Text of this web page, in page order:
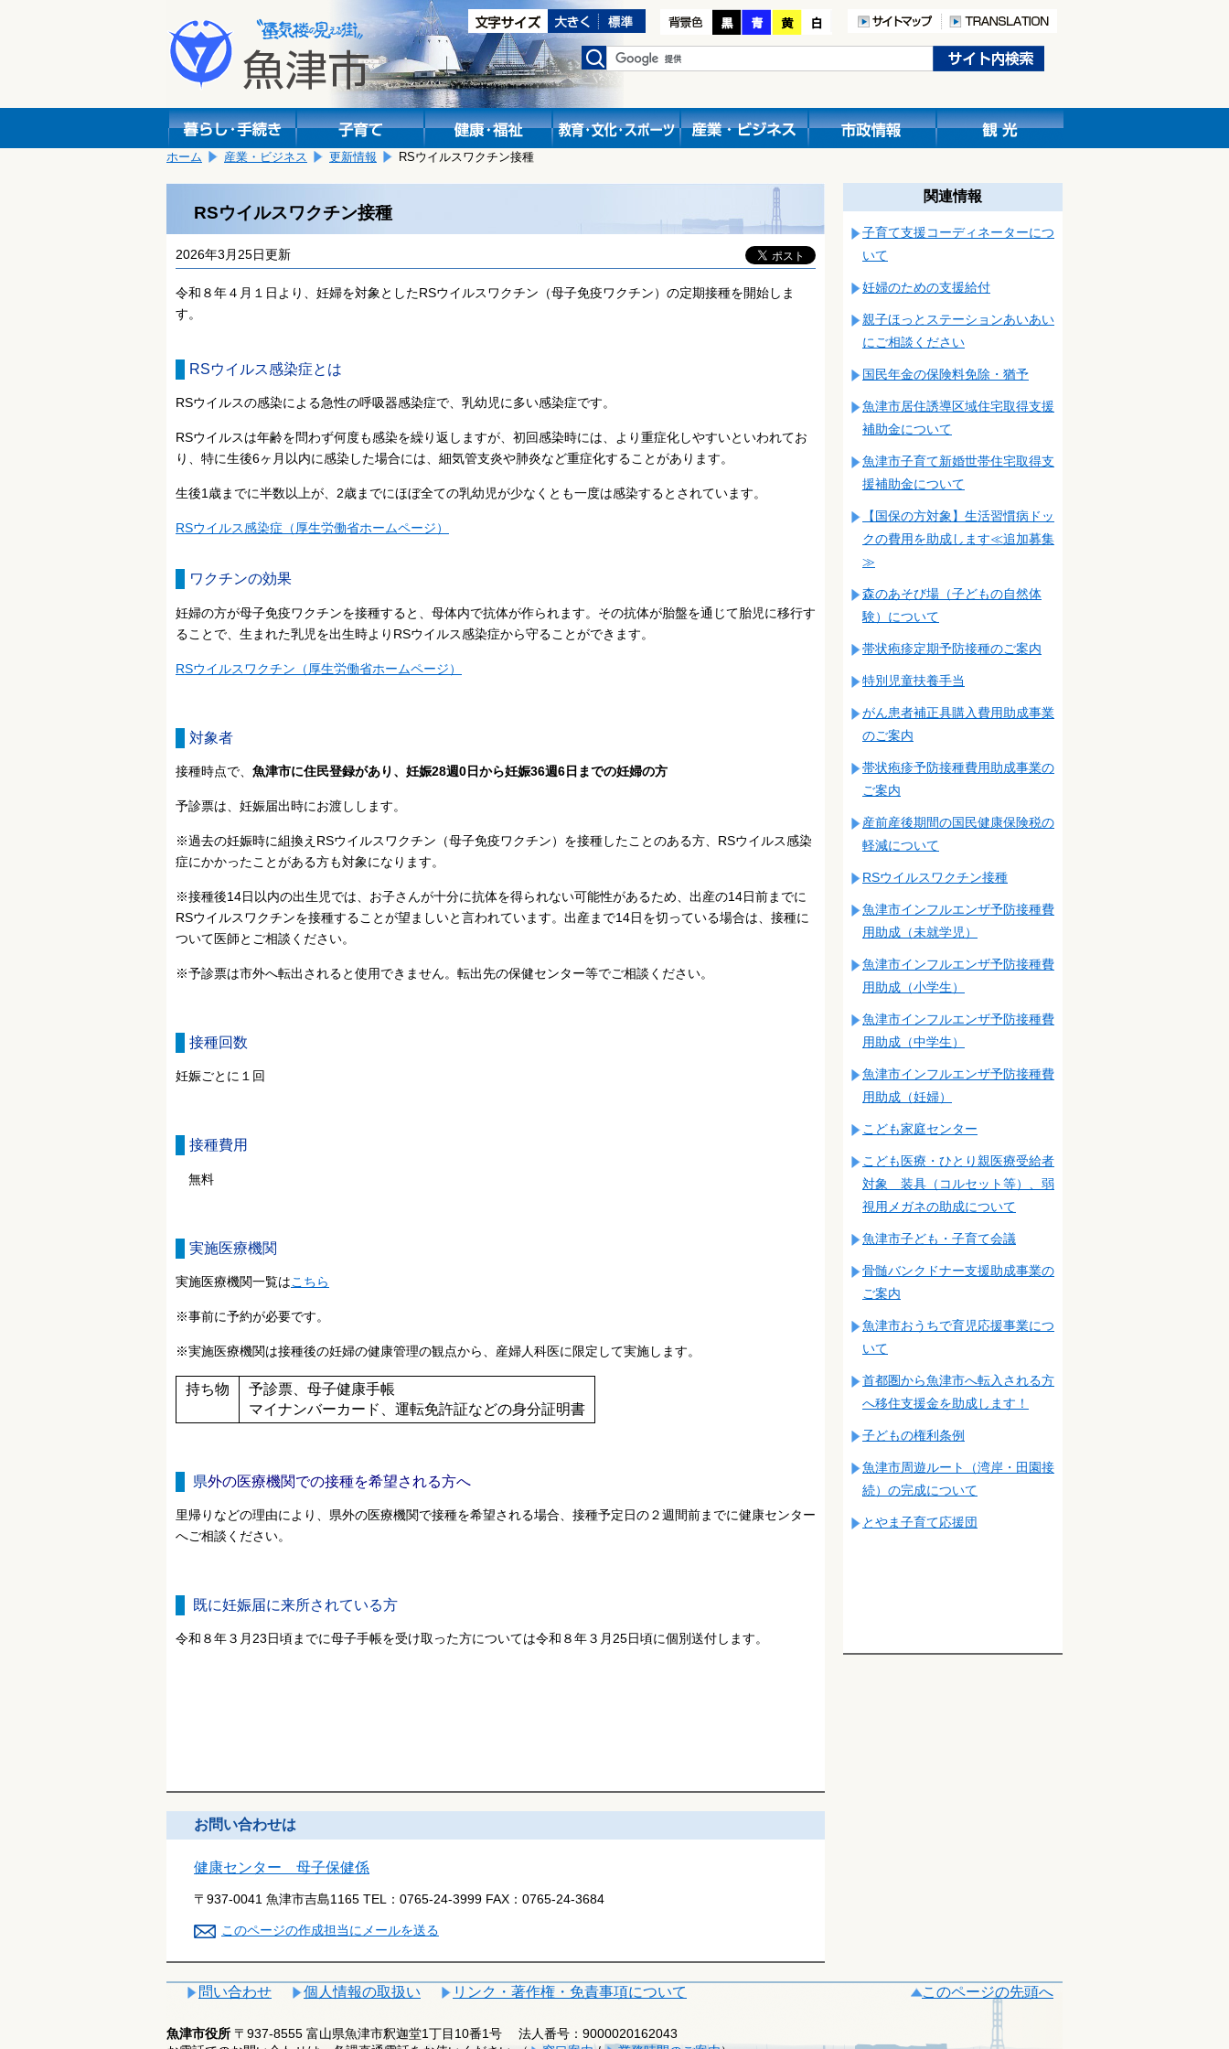
し
ホーム 産業・ビジネス 更新情報 RSウイルスワクチン接種
RSウイルスワクチン接種
2026年3月25日更新
令和８年４月１日より、妊婦を対象としたRSウイルスワクチン（母子免疫ワクチン）の定期接種を開始しま
す。
RSウイルス感染症とは
RSウイルスの感染による急性の呼吸器感染症で、乳幼児に多い感染症です。
RSウイルスは年齢を問わず何度も感染を繰り返しますが、初回感染時には、より重症化しやすいといわれてお
り、特に生後6ヶ月以内に感染した場合には、細気管支炎や肺炎など重症化することがあります。
生後1歳までに半数以上が、2歳までにほぼ全ての乳幼児が少なくとも一度は感染するとされています。
RSウイルス感染症（厚生労働省ホームページ）
ワクチンの効果
妊婦の方が母子免疫ワクチンを接種すると、母体内で抗体が作られます。その抗体が胎盤を通じて胎児に移行す
ることで、生まれた乳児を出生時よりRSウイルス感染症から守ることができます。
RSウイルスワクチン（厚生労働省ホームページ）
対象者
接種時点で、 魚津市に住民登録があり、妊娠28週0日から妊娠36週6日までの妊婦の方
予診票は、妊娠届出時にお渡しします。
※過去の妊娠時に組換えRSウイルスワクチン（母子免疫ワクチン）を接種したことのある方、RSウイルス感染
症にかかったことがある方も対象になります。
※接種後14日以内の出生児では、お子さんが十分に抗体を得られない可能性があるため、出産の14日前までに
RSウイルスワクチンを接種することが望ましいと言われています。出産まで14日を切っている場合は、接種に
ついて医師とご相談ください。
※予診票は市外へ転出されると使用できません。転出先の保健センター等でご相談ください。
接種回数
妊娠ごとに１回
接種費用
無料
実施医療機関
実施医療機関一覧はこちら
※事前に予約が必要です。
※実施医療機関は接種後の妊婦の健康管理の観点から、産婦人科医に限定して実施します。
持ち物
予診票、母子健康手帳
マイナンバーカード、運転免許証などの身分証明書
県外の医療機関での接種を希望される方へ
里帰りなどの理由により、県外の医療機関で接種を希望される場合、接種予定日の２週間前までに健康センター
へご相談ください。
既に妊娠届に来所されている方
令和８年３月23日頃までに母子手帳を受け取った方については令和８年３月25日頃に個別送付します。
お問い合わせは
健康センター 母子保健係
〒937-0041 魚津市吉島1165 TEL： 0765-24-3999 FAX： 0765-24-3684
このページの作成担当にメールを送る
関連情報
子育て支援コーディネーターにつ
いて
妊婦のための支援給付
親子ほっとステーションあいあい
にご相談ください
国民年金の保険料免除・猶予
魚津市居住誘導区域住宅取得支援
補助金について
魚津市子育て新婚世帯住宅取得支
援補助金について
【国保の方対象】生活習慣病ドッ
クの費用を助成します≪追加募集
≫
森のあそび場（子どもの自然体
験）について
帯状疱疹定期予防接種のご案内
特別児童扶養手当
がん患者補正具購入費用助成事業
のご案内
帯状疱疹予防接種費用助成事業の
ご案内
産前産後期間の国民健康保険税の
軽減について
RSウイルスワクチン接種
魚津市インフルエンザ予防接種費
用助成（未就学児）
魚津市インフルエンザ予防接種費
用助成（小学生）
魚津市インフルエンザ予防接種費
用助成（中学生）
魚津市インフルエンザ予防接種費
用助成（妊婦）
こども家庭センター
こども医療・ひとり親医療受給者
対象 装具（コルセット等）、弱
視用メガネの助成について
魚津市子ども・子育て会議
骨髄バンクドナー支援助成事業の
ご案内
魚津市おうちで育児応援事業につ
いて
首都圏から魚津市へ転入される方
へ移住支援金を助成します！
子どもの権利条例
魚津市周遊ルート（湾岸・田園接
続）の完成について
とやま子育て応援団
問い合わせ 個人情報の取扱い リンク・著作権・免責事項について このページの先頭へ
魚津市役所 〒937-8555 富山県魚津市釈迦堂1丁目10番1号
法人番号：9000020162043